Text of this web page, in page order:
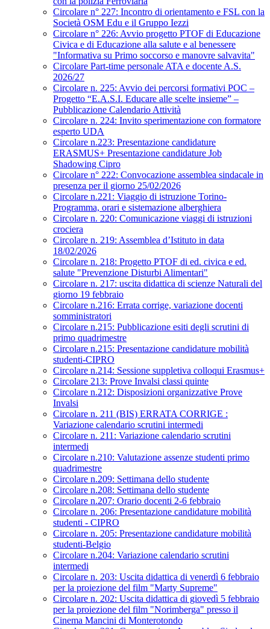
Circolare n° 227: Incontro di orientamento e FSL con la
Società OSM Edu e il Gruppo Iezzi
Circolare n° 226: Avvio progetto PTOF di Educazione
Civica e di Educazione alla salute e al benessere
"Informativa su Primo soccorso e manovre salvavita"
Circolare Part-time personale ATA e docente A.S.
2026/27
Circolare n. 225: Avvio dei percorsi formativi POC –
Progetto “E.A.S.I. Educare alle scelte insieme” –
Pubblicazione Calendario Attività
Circolare n. 224: Invito sperimentazione con formatore
esperto UDA
Circolare n.223: Presentazione candidature
ERASMUS+ Presentazione candidature Job
Shadowing Cipro
Circolare n° 222: Convocazione assemblea sindacale in
presenza per il giorno 25/02/2026
Circolare n.221: Viaggio di istruzione Torino-
Programma, orari e sistemazione alberghiera
Circolare n. 220: Comunicazione viaggi di istruzioni
crociera
Circolare n. 219: Assemblea d’Istituto in data
18/02/2026
Circolare n. 218: Progetto PTOF di ed. civica e ed.
salute "Prevenzione Disturbi Alimentari"
Circolare n. 217: uscita didattica di scienze Naturali del
giorno 19 febbraio
Circolare n.216: Errata corrige, variazione docenti
somministratori
Circolare n.215: Pubblicazione esiti degli scrutini di
primo quadrimestre
Circolare n.215: Presentazione candidature mobilità
studenti-CIPRO
Circolare n.214: Sessione suppletiva colloqui Erasmus+
Circolare 213: Prove Invalsi classi quinte
Circolare n.212: Disposizioni organizzative Prove
Invalsi
Circolare n. 211 (BIS) ERRATA CORRIGE :
Variazione calendario scrutini intermedi
Circolare n. 211: Variazione calendario scrutini
intermedi
Circolare n.210: Valutazione assenze studenti primo
quadrimestre
Circolare n.209: Settimana dello studente
Circolare n.208: Settimana dello studente
Circolare n.207: Orario docenti 2-6 febbraio
Circolare n. 206: Presentazione candidature mobilità
studenti - CIPRO
Circolare n. 205: Presentazione candidature mobilità
studenti-Belgio
Circolare n.204: Variazione calendario scrutini
intermedi
Circolare n. 203: Uscita didattica di venerdì 6 febbraio
per la proiezione del film "Marty Supreme"
Circolare n. 202: Uscita didattica di giovedì 5 febbraio
per la proiezione del film "Norimberga" presso il
Cinema Mancini di Monterotondo